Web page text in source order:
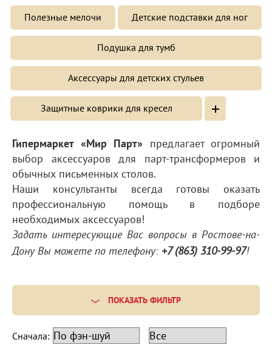
Полезные мелочи Детские подставки для ног
Подушка для тумб
Аксессуары для детских стульев
Защитные коврики для кресел +
Гипермаркет «Мир Парт» предлагает огромный
выбор аксессуаров для парт-трансформеров и
обычных письменных столов.
Наши консультанты всегда готовы оказать
профессиональную помощь в подборе
необходимых аксессуаров!
Задать интересующие Вас вопросы в Ростове-на-
Дону Вы можете по телефону: +7 (863) 310-99-97!
ПОКАЗАТЬ ФИЛЬТР
Сначала: